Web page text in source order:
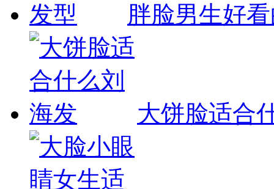
胖脸男生好
大饼脸适合